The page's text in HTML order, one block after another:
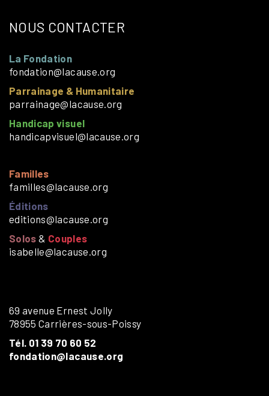
NOUS CONTACTER
La Fondation
fondation@lacause.org
Parrainage & Humanitaire
parrainage@lacause.org
Handicap visuel
handicapvisuel@lacause.org
Familles
familles@lacause.org
Éditions
editions@lacause.org
Solos & Couples
isabelle@lacause.org
69 avenue Ernest Jolly
78955 Carrières-sous-Poissy
Tél. 01 39 70 60 52
fondation@lacause.org